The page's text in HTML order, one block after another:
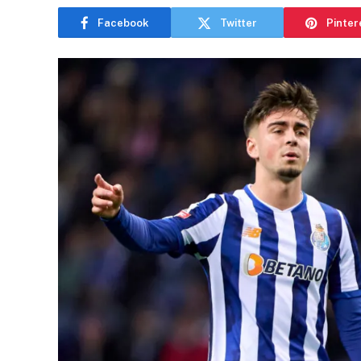
Facebook Twitter